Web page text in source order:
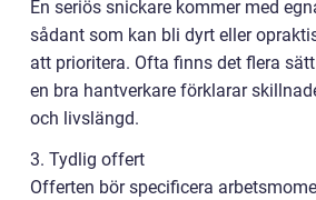
En seriös snickare kommer med
sådant som kan bli dyrt eller
att prioritera. Ofta finns det flera
en bra hantverkare förklarar
och livslängd.
3. Tydlig offert
Offerten bör specificera